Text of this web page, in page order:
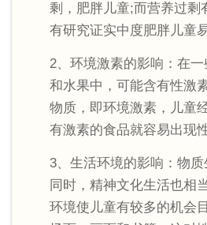
剩，肥胖儿童;而营养过剩
有研究证实中度肥胖儿童
2、环境激素的影响：在
和水果中，可能含有性激
物质，即环境激素，儿童
有激素的食品就容易出现
3、生活环境的影响：物
同时，精神文化生活也相
环境使儿童有较多的机会